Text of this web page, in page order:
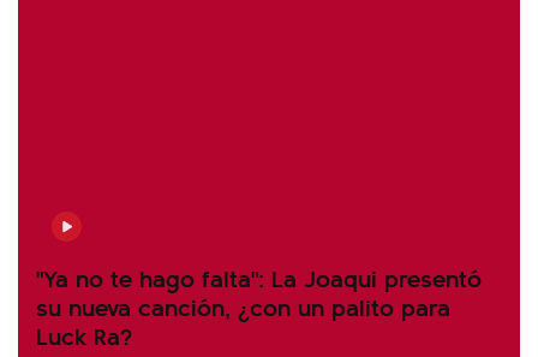
"Ya no te hago falta": La Joaqui presentó
su nueva canción, ¿con un palito para
Luck Ra?